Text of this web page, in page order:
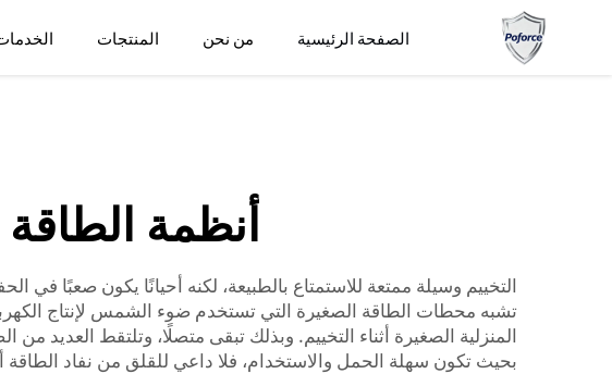
أنظمة الطاقة الشمسية المحمولة للتنزه
لتساعدك...">
الصفحة الرئيسية من نحن المنتجات
أنظمة
التخييم وسيلة ممتعة للاستمتاع بالطبيعة، لكنه أحيانًا يكون صعبًا
تشبه محطات الطاقة الصغيرة التي تستخدم ضوء الشمس لإنتاج
بحيث تكون سهلة الحمل والاستخدام، فلا داعي للقلق من نفاد الطاقة